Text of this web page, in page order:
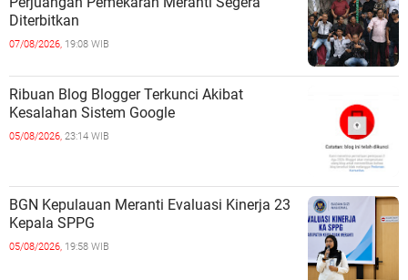
Diterbitkan
07/08/2026, 19:08 WIB
Ribuan Blog Blogger Terkunci Akibat
Kesalahan Sistem Google
05/08/2026, 23:14 WIB
BGN Kepulauan Meranti Evaluasi Kinerja 23
Kepala SPPG
05/08/2026, 19:58 WIB